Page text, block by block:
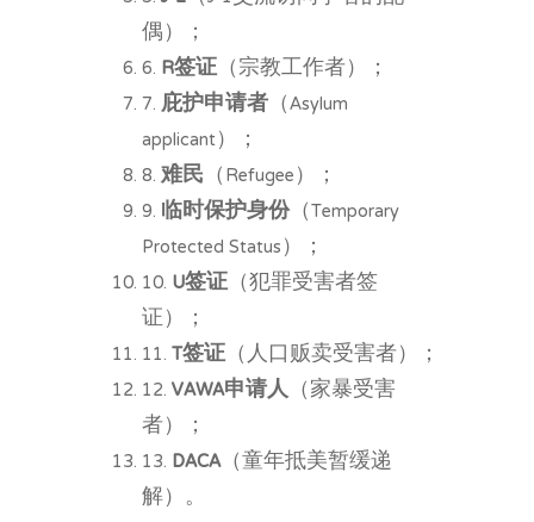
偶）；
6.R签证 （宗教工作者）；
7.庇护申请者 （Asylum
applicant）；
8.难民 （Refugee）；
9.临时保护身份（Temporary
Protected Status）；
10.U签证 （犯罪受害者签
证）；
11.T签证 （人口贩卖受害者）；
12.VAWA申请人（家暴受害
者）；
13.DACA（童年抵美暂缓递
解）。